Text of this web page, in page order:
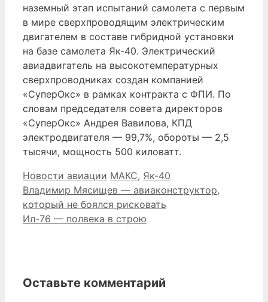
наземный этап испытаний самолета с первым
в мире сверхпроводящим электрическим
двигателем в составе гибридной установки
на базе самолета Як-40. Электрический
авиадвигатель на высокотемпературных
сверхпроводниках создан компанией
«СуперОкс» в рамках контракта с ФПИ. По
словам председателя совета директоров
«СуперОкс» Андрея Вавилова, КПД
электродвигателя — 99,7%, обороты — 2,5
тысячи, мощность 500 киловатт.
Рубрики
Новости авиации Метки
МАКС, Як-40
Владимир Мясищев — авиаконструктор,
который не боялся рисковать
Ил-76 — полвека в строю
Оставьте комментарий